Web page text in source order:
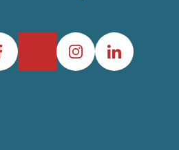
InstagramLinkedIn